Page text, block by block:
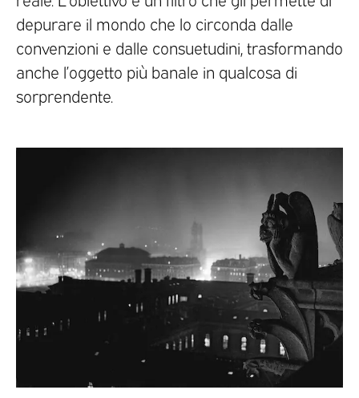
depurare il mondo che lo circonda dalle
convenzioni e dalle consuetudini, trasformando
anche l’oggetto più banale in qualcosa di
sorprendente.